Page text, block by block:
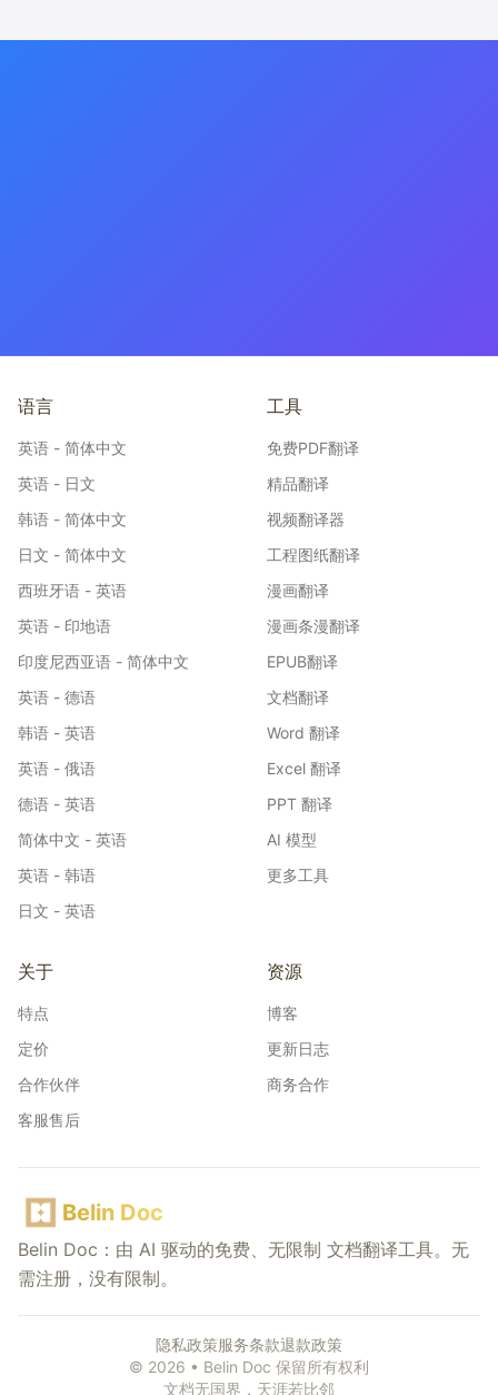
语言
英语 - 简体中文
英语 - 日文
韩语 - 简体中文
日文 - 简体中文
西班牙语 - 英语
英语 - 印地语
印度尼西亚语 - 简体中文
英语 - 德语
韩语 - 英语
英语 - 俄语
德语 - 英语
简体中文 - 英语
英语 - 韩语
日文 - 英语
工具
免费PDF翻译
精品翻译
视频翻译器
工程图纸翻译
漫画翻译
漫画条漫翻译
EPUB翻译
文档翻译
Word 翻译
Excel 翻译
PPT 翻译
AI 模型
更多工具
关于
特点
定价
合作伙伴
客服售后
资源
博客
更新日志
商务合作
Belin Doc
Belin Doc：由 AI 驱动的免费、无限制 文档翻译工具。无
需注册，没有限制。
隐私政策服务条款退款政策
© 2026 • Belin Doc 保留所有权利
文档无国界，天涯若比邻